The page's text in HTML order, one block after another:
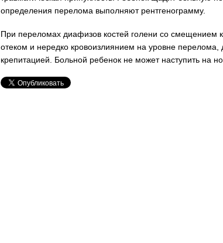
определения перелома выполняют рентгенограмму.
При переломах диафизов костей голени со смещением
отеком и нередко кровоизлиянием на уровне
крепитацией. Больной ребенок не может наступить на